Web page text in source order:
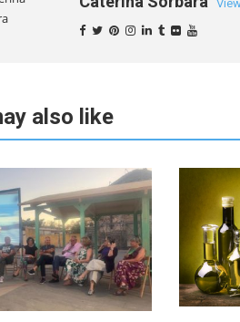
also like